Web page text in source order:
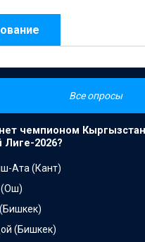
Все опросы
чемпионом
Лиге-2026?
Ата (Кант)
(Ош)
(Бишкек)